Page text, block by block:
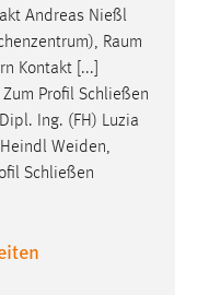
Andreas Nießl
Raum
Kontakt [...]
Zum Profil Schließen
Ing. (FH) Luzia
Weiden,
Schließen